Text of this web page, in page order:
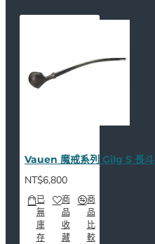
Vauen 魔戒系列 Gilg S 長斗
NT$6,800
已
無
庫
存
商
品
收
藏
商
品
比
較